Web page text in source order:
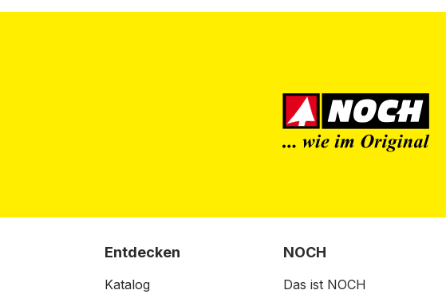
Entdecken
Katalog
NOCH
Das ist NOCH